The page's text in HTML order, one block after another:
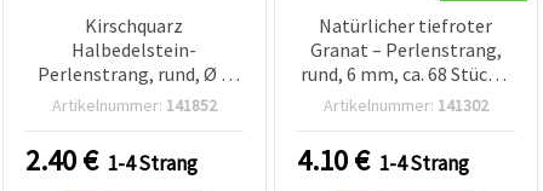
Kirschquarz
Halbedelstein-
Perlenstrang, rund, Ø 6
mm, ca. 60 Stück
Artikelnummer: 141852
2.40€ 1-4 Strang
Natürlicher tiefroter
Granat – Perlenstrang,
rund, 6 mm, ca. 68 Stück –
Halbedelstein-Perlen für
Artikelnummer: 141302
4.10€ 1-4 Strang